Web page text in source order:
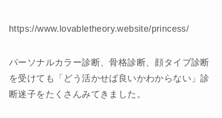
https://www.lovabletheory.website/princess/
パーソナルカラー診断、骨格診断、顔タイプ診断
を受けても「どう活かせば良いかわからない」診
断迷子をたくさんみてきました。